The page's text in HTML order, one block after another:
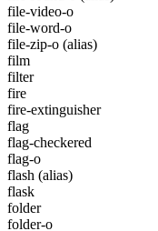
file-video-o
file-word-o
file-zip-o (alias)
film
filter
fire
fire-extinguisher
flag
flag-checkered
flag-o
flash (alias)
flask
folder
folder-o